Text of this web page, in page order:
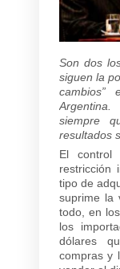
Son dos
siguen la
cambios”
siempre
resultados
El
restricción
tipo de
suprime la
todo, en
los
dólares
compras y